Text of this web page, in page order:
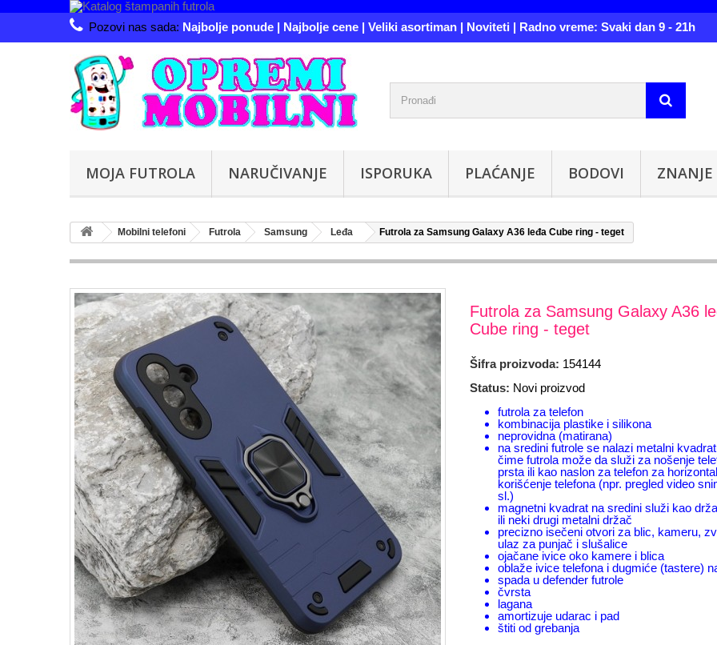
Pozovi nas sada: Najbolje ponude | Najbolje cene | Veliki asortiman | Noviteti | Radno vreme: Svaki dan 9 - 21h
MOJA FUTROLA NARUČIVANJE ISPORUKA PLAĆANJE BODOVI ZNANJE
Mobilni telefoni Futrola Samsung Leđa Futrola za Samsung Galaxy A36 leđa Cube ring - teget
Futrola za Samsung Galaxy A36
Cube ring - teget
Šifra proizvoda: 154144
Status: Novi proizvod
futrola za telefon
kombinacija plastike i silikona
neprovidna (matirana)
na sredini futrole se nalazi metalni
čime futrola može da služi za nošenje
prsta ili kao naslon za telefon za
korišćenje telefona (npr. pregled video
sl.)
magnetni kvadrat na sredini služi kao
ili neki drugi metalni držač
precizno isečeni otvori za blic, kameru,
ulaz za punjač i slušalice
ojačane ivice oko kamere i blica
oblaže ivice telefona i dugmiće (tastere)
spada u defender futrole
čvrsta
lagana
amortizuje udarac i pad
štiti od grebanja